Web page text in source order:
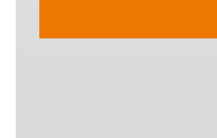
Filosofie en economie